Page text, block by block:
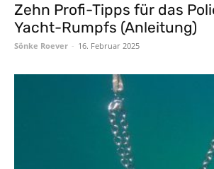
Zehn Profi-Tipps für das
Yacht-Rumpfs (Anleitung)
Sönke Roever - 16. Februar 2025